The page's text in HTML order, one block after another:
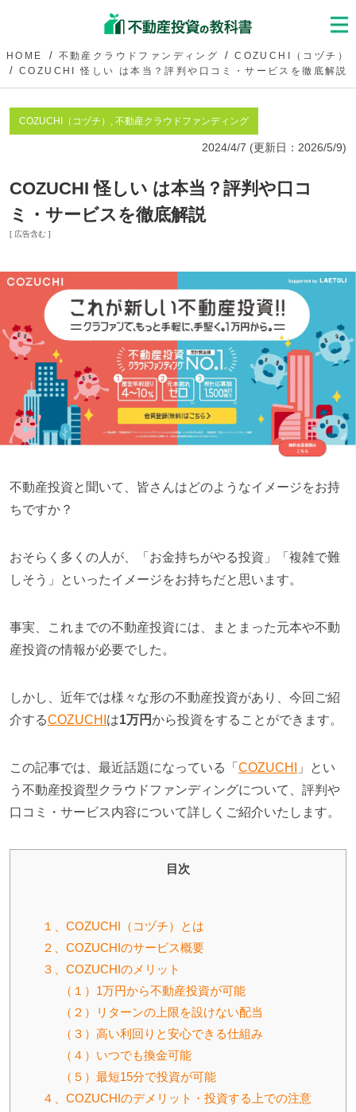
HOME 不動産クラウドファンディング
COZUCHI（コヅチ）
COZUCHI 怪しい は本当？評判や口コミ・サービスを徹底解説
COZUCHI（コヅチ）, 不動産クラウドファンディング
2024/4/7 (更新日： 2026/5/9)
COZUCHI 怪しい は本当？評判や口コ
ミ・サービスを徹底解説
[ 広告含む ]
不動産投資と聞いて、皆さんはどのようなイメージをお持
ちですか？
おそらく多くの人が、
「お金持ちがやる投資」「複雑で難
しそう」と いったイメージをお持ちだと思います。
事実、これまでの不動産投資には、まとまった元本や不動
産投資の情報が必要でした。
しかし、近年では様々な形の不動産投資があり、今回ご紹
介するCOZUCHI は1万円から投資をすることができます。
この記事では、最近話題になっている「 COZUCHI
」とい
う不動産投資型クラウドファンディングについて、評判や
口コミ・サービス内容について詳しくご紹介いたします。
目次
１、COZUCHI（コヅチ）とは
２、COZUCHIのサービス概要
３、COZUCHIのメリット
（１）1万円から不動産投資が可能
（２）リターンの上限を設けない配当
（３）高い利回りと安心できる仕組み
（４）いつでも換金可能
（５）最短15分で投資が可能
４、COZUCHIのデメリット・投資する上での注意